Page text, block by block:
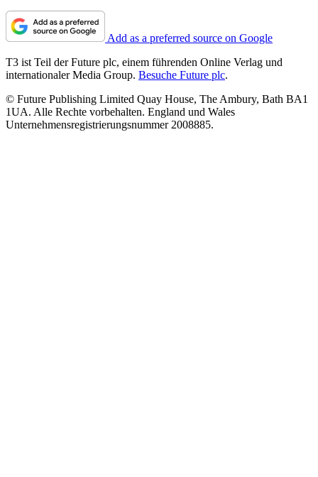
Add as a preferred source on Google
T3 ist Teil der Future plc, einem führenden Online Verlag und
internationaler Media Group. Besuche Future plc.
© Future Publishing Limited Quay House, The Ambury, Bath BA1
1UA. Alle Rechte vorbehalten. England und Wales
Unternehmensregistrierungsnummer 2008885.